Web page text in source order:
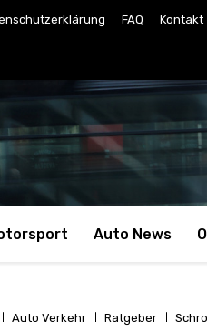
FAQ Kontakt
Auto News
Auto Verkehr Ratgeber